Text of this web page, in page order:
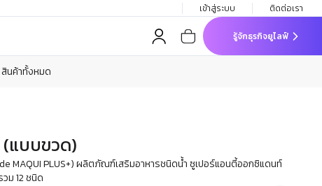
เข้าสู่ระบบ ติดต่อเรา
รู้จักธุรกิจยูไลฟ์
สินค้าทั้งหมด
แบบขวด)
MAQUI PLUS+) ผลิตภัณฑ์เสริมอาหารชนิดน้ำ ซูเปอร์แอนตี้ออกซิแดนท์
ม 12 ชนิด